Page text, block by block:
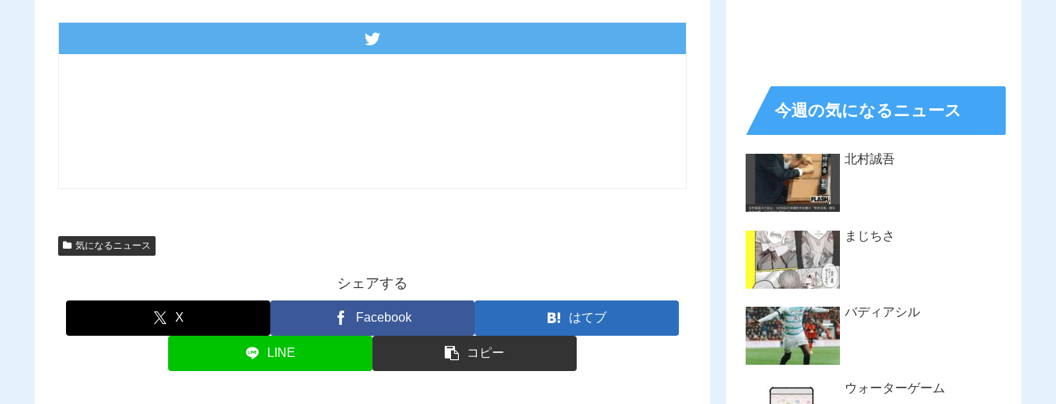
気になるニュース
シェアする
X Facebook はてブ
LINE コピー
今週の気になるニュース
北村誠吾
まじちさ
バディアシル
ウォーターゲーム